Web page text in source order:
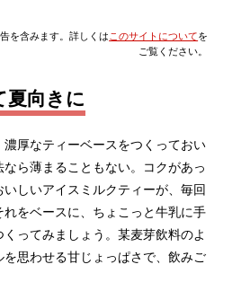
を含みます。詳しくは このサイトについてを
ご覧ください。
夏向きに
厚なティーベースをつくっておい
ら薄まることもない。コクがあっ
しいアイスミルクティーが、毎回
をベースに、ちょこっと牛乳に手
ってみましょう。某麦芽飲料のよ
思わせる甘じょっぱさで、飲みご